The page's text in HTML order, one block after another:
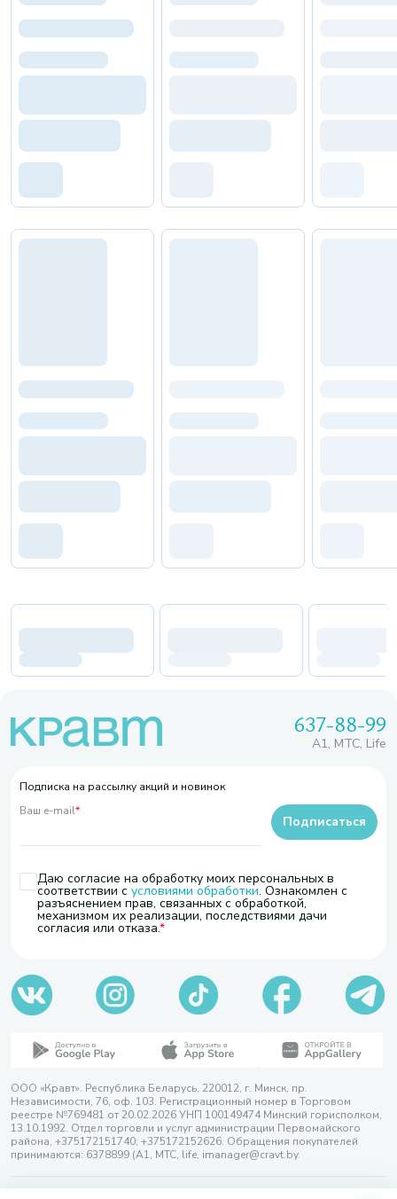
637-88-99
A1, МТС, Life
Подписка на рассылку акций и новинок
Ваш e-mail*
Даю согласие на обработку моих персональных в
соответствии с условиями обработки. Ознакомлен с
разъяснением прав, связанных с обработкой,
механизмом их реализации, последствиями дачи
согласия или отказа.
Подписаться
ООО «Кравт». Республика Беларусь, 220012, г. Минск, пр.
Независимости, 76, оф. 103. Регистрационный номер в Торговом
реестре №769481 от 20.02.2026 УНП 100149474 Минский горисполком,
13.10.1992. Отдел торговли и услуг администрации Первомайского
района, +375172151740; +375172152626. Обращения покупателей
принимаются: 6378899 (А1, МТС, life, imanager@cravt.by.